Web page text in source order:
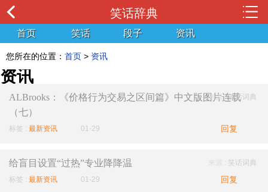
笑话辞典
首页 笑话 段子 资讯
您所在的位置： 首页 > 资讯
资讯
ALBrooks：《价格行为交易之区间篇》中文版图片连载
（七）
标签 : 最新资讯 01-29 回复
来源 :笑话词典
给盲目设置“过热”专业降降温
标签 : 最新资讯 01-29 回复
笑话词典